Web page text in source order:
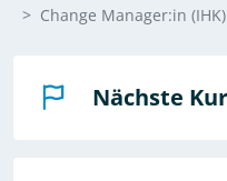
Change Manager:in
Nächste